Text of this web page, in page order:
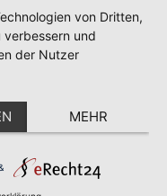
von Dritten,
und
der Nutzer
MEHR